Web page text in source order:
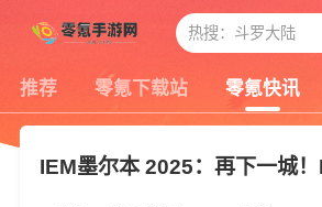
推荐 零氪下载站 零氪快讯
IEM墨尔本 2025：再下一城